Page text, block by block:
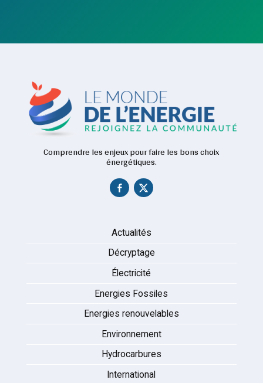
Comprendre les enjeux pour faire les bons choix
énergétiques.
Actualités
Décryptage
Électricité
Energies Fossiles
Energies renouvelables
Environnement
Hydrocarbures
International